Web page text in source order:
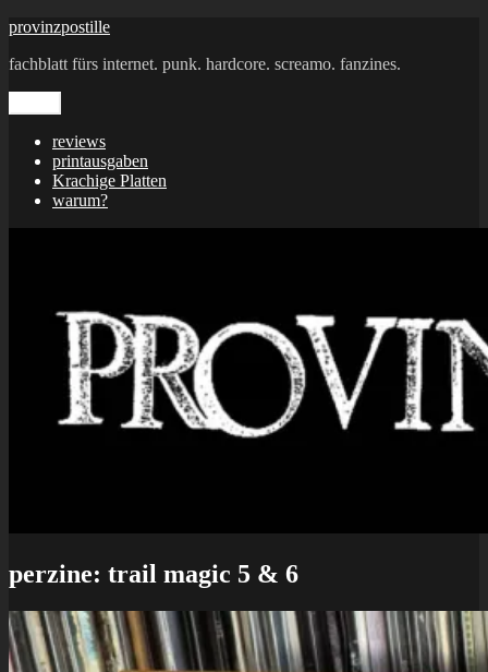
Zum
springen
provinzpostille
fachblatt fürs internet. punk. hardcore. screamo. fanzines.
reviews
printausgaben
Krachige Platten
warum?
perzine: trail magic 5 & 6